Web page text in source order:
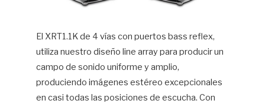
El XRT1.1K de 4 vías con puertos bass reflex,
utiliza nuestro diseño line array para producir un
campo de sonido uniforme y amplio,
produciendo imágenes estéreo excepcionales
en casi todas las posiciones de escucha. Con